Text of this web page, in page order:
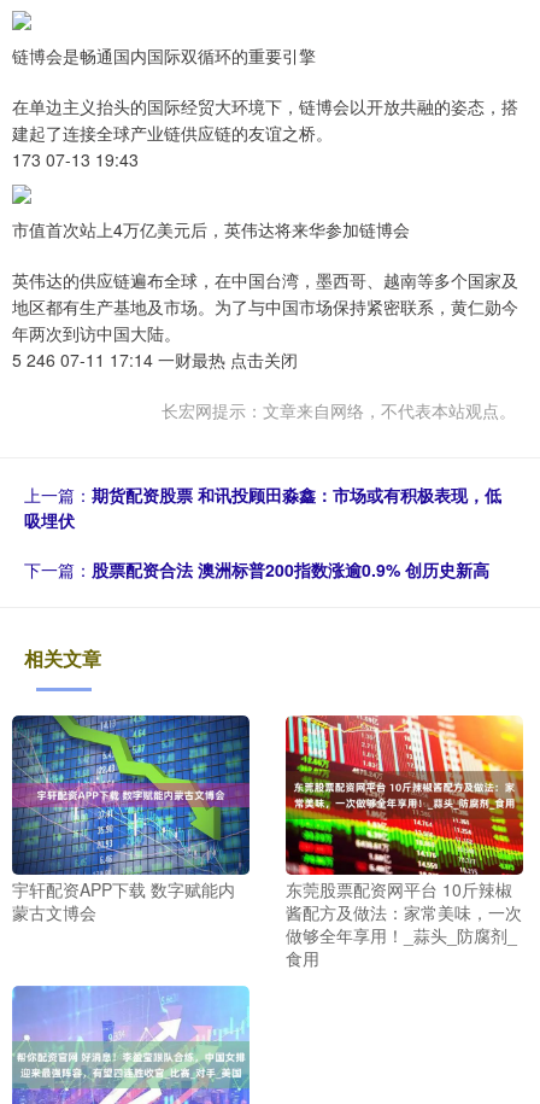
链博会是畅通国内国际双循环的重要引擎
在单边主义抬头的国际经贸大环境下，链博会以开放共融的姿态，搭
建起了连接全球产业链供应链的友谊之桥。
173 07-13 19:43
市值首次站上4万亿美元后，英伟达将来华参加链博会
英伟达的供应链遍布全球，在中国台湾，墨西哥、越南等多个国家及
地区都有生产基地及市场。为了与中国市场保持紧密联系，黄仁勋今
年两次到访中国大陆。
5 246 07-11 17:14 一财最热 点击关闭
长宏网提示：文章来自网络，不代表本站观点。
上一篇： 期货配资股票 和讯投顾田淼鑫：市场或有积极表现，低
吸埋伏
下一篇： 股票配资合法 澳洲标普200指数涨逾0.9% 创历史新高
相关文章
宇轩配资APP下载 数字赋能内
蒙古文博会
东莞股票配资网平台 10斤辣椒
酱配方及做法：家常美味，一次
做够全年享用！_蒜头_防腐剂_
食用